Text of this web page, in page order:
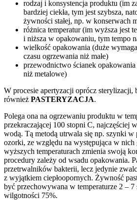
rodzaj i konsystencja produktu (im
bardziej ciekła, tym jest szybsza,
żywności stałej, np. w konserwach
różnica temperatur (im wyższa jest
i niższa w opakowaniu, tym tempo
wielkość opakowania (duże
czasu ogrzewania niż małe)
przewodnictwo ścianek opakowania
niż metalowe)
W procesie apertyzacji oprócz sterylizacji,
również PASTERYZACJA.
Polega ona na ogrzewaniu produktu w
przekraczającej 100 stopni C, najczęściej
wodą. Tą metodą utrwala się np. szynki w
ozorki, ze względu na występująca w nich
wyższych temperaturach zmienia swoją
procedury zależy od wsadu opakowania.
przetrwalników bakterii, lecz jedynie
z wyjątkiem ciepłoopornych. Żywność
być przechowywana w temperaturze 2 –
wilgotności 75%.